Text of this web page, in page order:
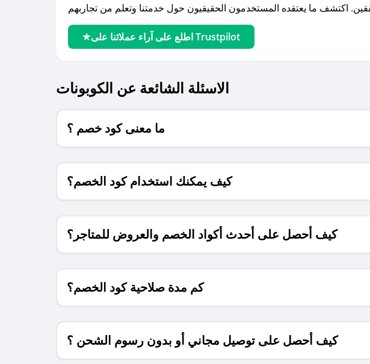
اطلع على آراء عملائنا على Trustpilot
الاسئلة الشائعة عن الكوبونات
ما معنى كود خصم ؟
كيف يمكنك استخدام كود الخصم؟
كيف أحصل على أحدث أكواد الخصم والعروض للمتاجر؟
كم مدة صلاحية كود الخصم؟
كيف أحصل على توصيل مجاني أو بدون رسوم الشحن ؟